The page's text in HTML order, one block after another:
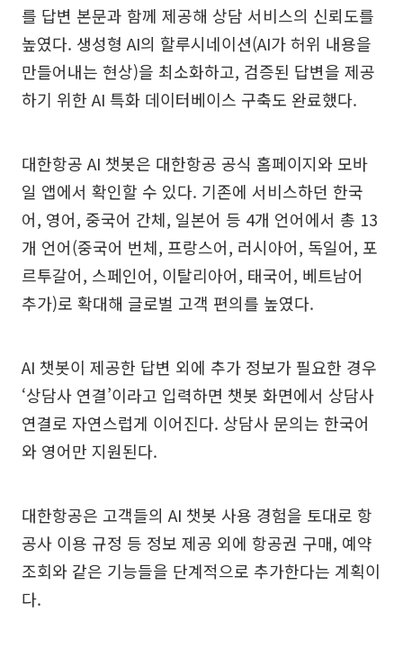
를 답변 본문과 함께 제공해 상담 서비스의 신뢰도를
높였다. 생성형 AI의 할루시네이션(AI가 허위 내용을
만들어내는 현상)을 최소화하고, 검증된 답변을 제공
하기 위한 AI 특화 데이터베이스 구축도 완료했다.
대한항공 AI 챗봇은 대한항공 공식 홈페이지와 모바
일 앱에서 확인할 수 있다. 기존에 서비스하던 한국
어, 영어, 중국어 간체, 일본어 등 4개 언어에서 총 13
개 언어(중국어 번체, 프랑스어, 러시아어, 독일어, 포
르투갈어, 스페인어, 이탈리아어, 태국어, 베트남어
추가)로 확대해 글로벌 고객 편의를 높였다.
AI 챗봇이 제공한 답변 외에 추가 정보가 필요한 경우
‘상담사 연결’이라고 입력하면 챗봇 화면에서 상담사
연결로 자연스럽게 이어진다. 상담사 문의는 한국어
와 영어만 지원된다.
대한항공은 고객들의 AI 챗봇 사용 경험을 토대로 항
공사 이용 규정 등 정보 제공 외에 항공권 구매, 예약
조회와 같은 기능들을 단계적으로 추가한다는 계획이
다.